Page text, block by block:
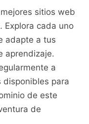
​sitios web
Explora cada ​uno
adapte a ⁤tus
aprendizaje.⁤
a
disponibles para
de este
de